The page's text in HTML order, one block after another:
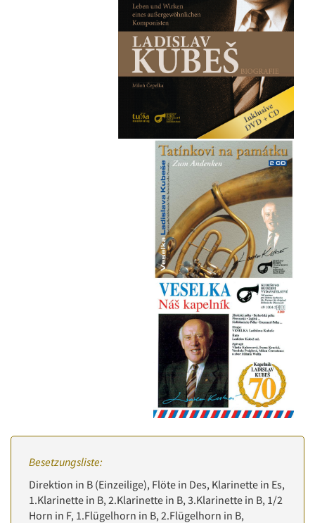
Besetzungsliste:
Direktion in B (Einzeilige), Flöte in Des, Klarinette in Es,
1.Klarinette in B, 2.Klarinette in B, 3.Klarinette in B, 1/2
Horn in F, 1.Flügelhorn in B, 2.Flügelhorn in B,